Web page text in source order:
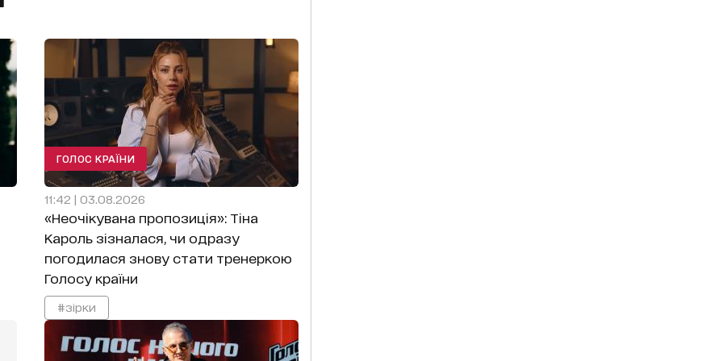
ГОЛОС КРАЇНИ
11:42 | 03.08.2026
«Неочікувана пропозиція»: Тіна
Кароль зізналася, чи одразу
погодилася знову стати тренеркою
Голосу країни
#зірки